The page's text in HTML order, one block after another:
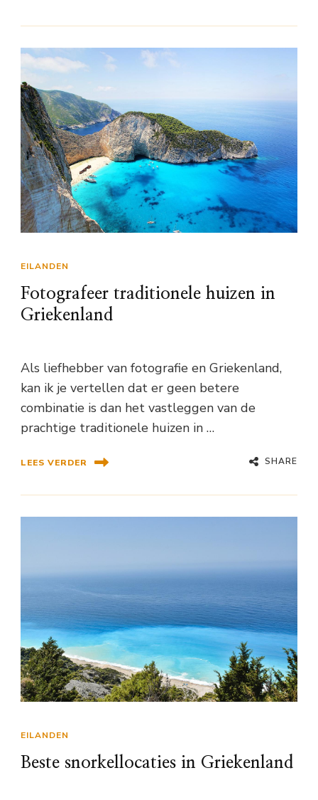
EILANDEN
Fotografeer traditionele huizen in
Griekenland
Als liefhebber van fotografie en Griekenland,
kan ik je vertellen dat er geen betere
combinatie is dan het vastleggen van de
prachtige traditionele huizen in …
LEES VERDER SHARE
EILANDEN
Beste snorkellocaties in Griekenland